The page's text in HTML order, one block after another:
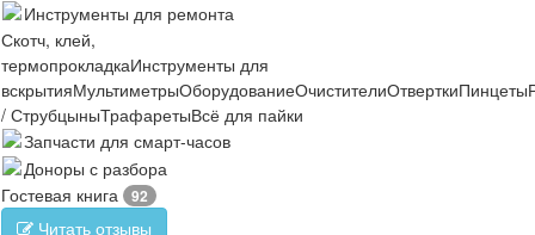
Инструменты для ремонта
Скотч, клей,
термопрокладкаИнструменты для
вскрытияМультиметрыОборудованиеОчистителиОтверткиПинцеты
/ СтрубцыныТрафаретыВсё для пайки
Запчасти для смарт-часов
Доноры с разбора
Гостевая книга
92
Читать отзывы